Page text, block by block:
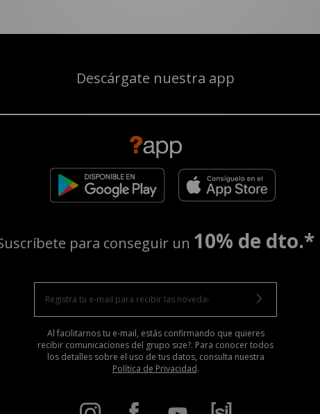
Descárgate nuestra app
para conseguir un 10% de dto.*
Al facilitarnos tu e-mail, estás confirmando que quieres
recibir comunicaciones del grupo size?. Para conocer todos
los detalles sobre el uso de tus datos, consulta nuestra
Política de Privacidad.